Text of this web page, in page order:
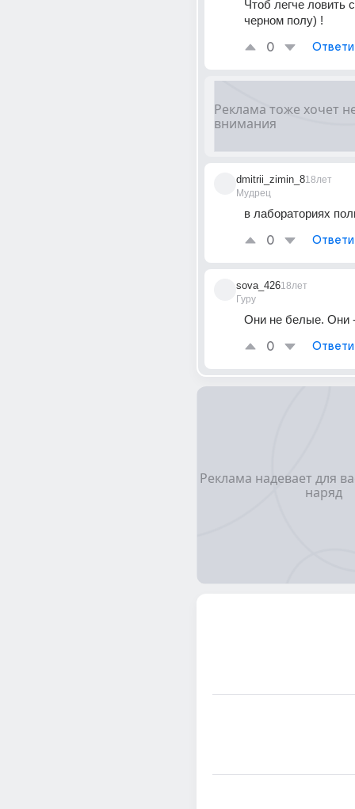
Чтоб легче ловить
черном полу) !
0
dmitrii_zimin_8
Мудрец
18лет
в лабораториях
0
sova_426
Гуру
18лет
Они не белые. Они
0